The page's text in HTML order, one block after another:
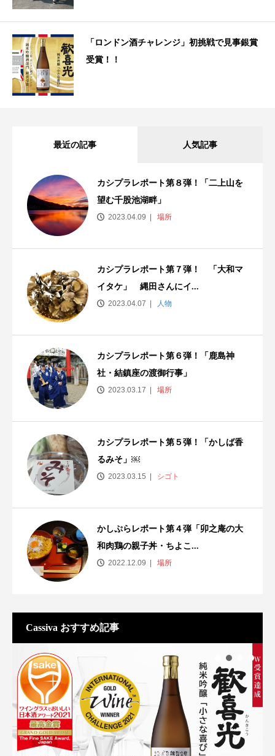
「ロンドン酒チャレンジ」初挑戦で見事銀賞
受賞！！
最近の記事 人気記事
カシプラレポート第８弾！「二上山を
望む千股池湖畔」
2023.04.09 場所
カシプラレポート第７弾！ 「大和マ
イタケ」 縄田さんにイ...
2023.04.07 人物
カシプラレポート第６弾！「鹿島神
社・結鎮座の渡御行事」
2023.03.17 場所
カシプラレポート第５弾！「かしば香
るみそ」￼
2023.03.15 シゴト
かしぷらレポート第４弾「卯之庵の大
和肉鶏の親子丼・ちよこ...
2022.12.09 場所
Cassiva おすすめ記事